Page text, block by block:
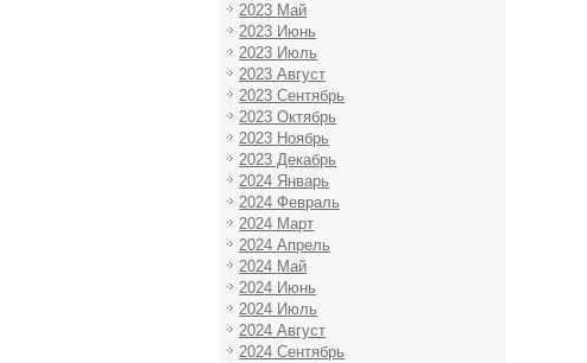
2023 Май
2023 Июнь
2023 Июль
2023 Август
2023 Сентябрь
2023 Октябрь
2023 Ноябрь
2023 Декабрь
2024 Январь
2024 Февраль
2024 Март
2024 Апрель
2024 Май
2024 Июнь
2024 Июль
2024 Август
2024 Сентябрь